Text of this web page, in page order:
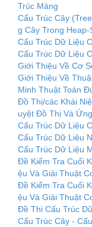
Trúc Mảng
Cấu Trúc Cây
g Cây Trong Heap-
Cấu Trúc Dữ Liệu
Cấu Trúc Dữ Liệu
Giới Thiệu Về Cơ
Giới Thiệu Về
Minh Thuật Toán
Đồ Thị/các Khái
uyệt Đồ Thị Và
Cấu Trúc Dữ Liệu
Cấu Trúc Dữ Liệu
Cấu Trúc Dữ Liệu
Đề Kiểm Tra Cuối
ệu Và Giải Thuật
Đề Kiểm Tra Cuối
ệu Và Giải Thuật
Đề Thi Cấu Trúc
Cấu Trúc Cây -